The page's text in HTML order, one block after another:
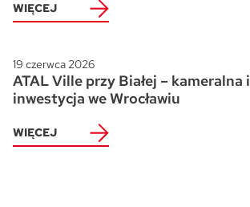
WIĘCEJ
19 czerwca 2026
ATAL Ville przy Białej – kameralna
inwestycja we Wrocławiu
WIĘCEJ